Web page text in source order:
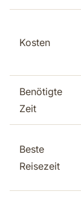
Kosten
Benötigte
Zeit
Beste
Reisezeit